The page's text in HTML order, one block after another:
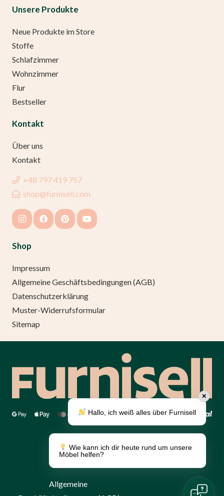
Unsere Produkte
Neue Produkte im Store
Stoffe
Schlafzimmer
Wohnzimmer
Flur
Bestseller
Kontakt
Über uns
Kontakt
+48 797 419 757
shop@furnisell.com
Shop
Impressum
Allgemeine Geschäftsbedingungen (AGB)
Datenschutzerklärung
Muster-Widerrufsformular
Sitemap
Allgemeine
✕
Hallo, ich weiß alles über Furnisell
Wie kann ich dir heute rund um unsere
Möbel helfen?